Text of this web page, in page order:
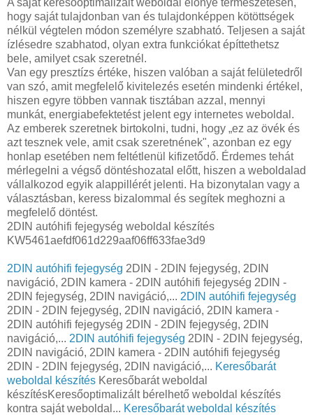
hogy saját tulajdonban van és tulajdonképpen kötöttségek
nélkül végtelen módon személyre szabható. Teljesen a saját
ízlésedre szabhatod, olyan extra funkciókat építtethetsz
bele, amilyet csak szeretnél.
Van egy presztízs értéke, hiszen valóban a saját felületedről
van szó, amit megfelelő kivitelezés esetén mindenki értékel,
hiszen egyre többen vannak tisztában azzal, mennyi
munkát, energiabefektetést jelent egy internetes weboldal.
Az emberek szeretnek birtokolni, tudni, hogy „ez az övék és
azt tesznek vele, amit csak szeretnének", azonban ez egy
honlap esetében nem feltétlenül kifizetődő. Érdemes tehát
mérlegelni a végső döntéshozatal előtt, hiszen a weboldalad
vállalkozod egyik alappillérét jelenti. Ha bizonytalan vagy a
választásban, keress bizalommal és segítek meghozni a
megfelelő döntést.
2DIN autóhifi fejegység weboldal készítés
KW5461aefdf061d229aaf06ff633fae3d9
2DIN autóhifi fejegység 2DIN - 2DIN fejegység, 2DIN
navigáció, 2DIN kamera - 2DIN autóhifi fejegység 2DIN -
2DIN fejegység, 2DIN navigáció,... 2DIN autóhifi fejegység
2DIN - 2DIN fejegység, 2DIN navigáció, 2DIN kamera -
2DIN autóhifi fejegység 2DIN - 2DIN fejegység, 2DIN
navigáció,... 2DIN autóhifi fejegység 2DIN - 2DIN fejegység,
2DIN navigáció, 2DIN kamera - 2DIN autóhifi fejegység
2DIN - 2DIN fejegység, 2DIN navigáció,... Keresőbarát
weboldal készítés Keresőbarát weboldal
készítésKeresőoptimalizált bérelhető weboldal készítés
kontra saját weboldal... Keresőbarát weboldal készítés